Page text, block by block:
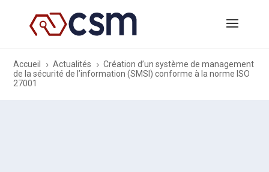
Accueil 5 Actualités 5 Création d’un système de management
de la sécurité de l’information (SMSI) conforme à la norme ISO
27001